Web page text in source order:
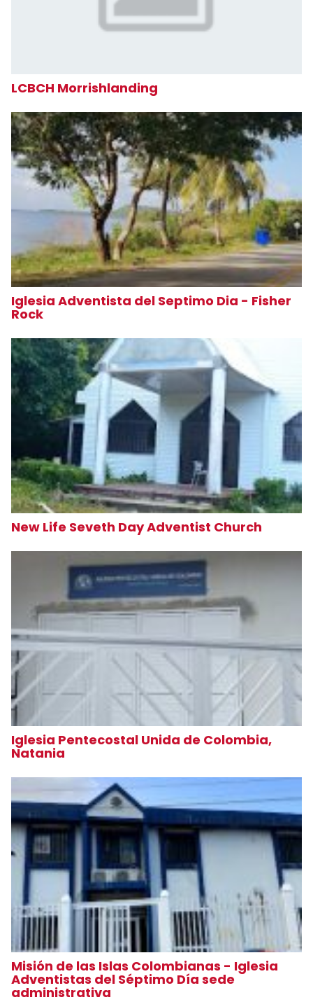
LCBCH Morrishlanding
Iglesia Adventista del Septimo Dia - Fisher
Rock
New Life Seveth Day Adventist Church
Iglesia Pentecostal Unida de Colombia,
Natania
Misión de las Islas Colombianas - Iglesia
Adventistas del Séptimo Día sede
administrativa